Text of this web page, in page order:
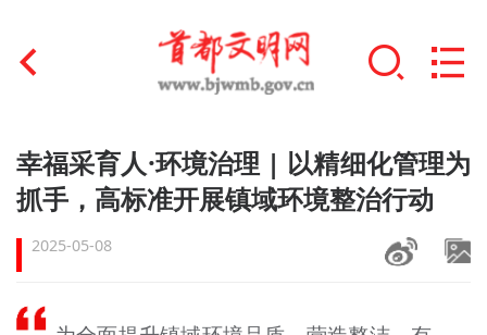
首页
文明创建
文明实践
文明培育
幸福采育人·环境治理 | 以精细化管理为
抓手，高标准开展镇域环境整治行动
2025-05-08